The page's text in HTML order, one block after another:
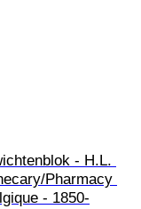
- H.L.
Pharmacy
- 1850-